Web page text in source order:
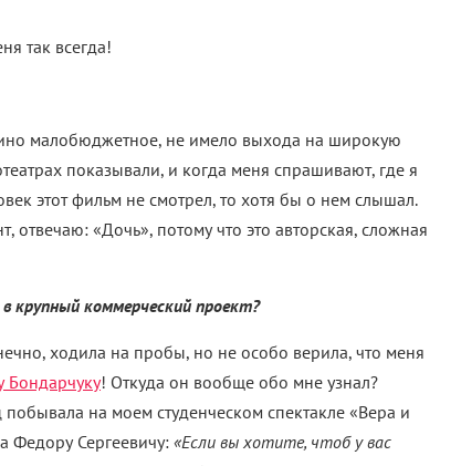
так всегда!
малобюджетное, не имело выхода на широкую
показывали, и когда меня спрашивают, где я
этот фильм не смотрел, то хотя бы о нем слышал.
отвечаю: «Дочь», потому что это авторская, сложная
крупный коммерческий проект?
ходила на пробы, но не особо верила, что меня
Бондарчуку! Откуда он вообще обо мне узнал?
на моем студенческом спектакле «Вера и
Федору Сергеевичу: «Если вы хотите, чтоб у вас